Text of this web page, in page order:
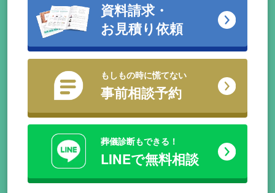
資料請求・
お見積り依頼
もしもの時に慌てない
事前相談予約
葬儀診断もできる！
LINEで無料相談